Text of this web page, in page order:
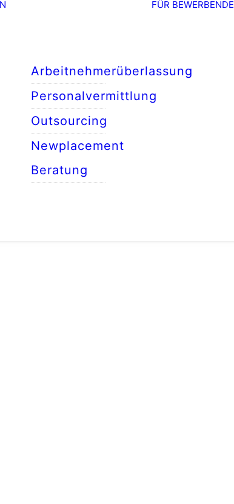
Arbeitnehmerüberlassung
Personalvermittlung
Outsourcing
Newplacement
Beratung
FÜR BEWERBENDE